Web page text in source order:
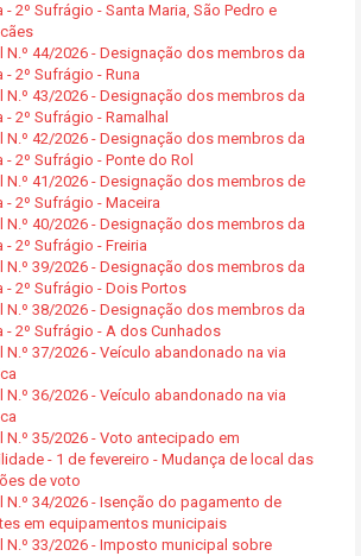
- 2º Sufrágio - Santa Maria, São Pedro e
N.º 44/2026 - Designação dos membros da
- 2º Sufrágio - Runa
N.º 43/2026 - Designação dos membros da
- 2º Sufrágio - Ramalhal
N.º 42/2026 - Designação dos membros da
- 2º Sufrágio - Ponte do Rol
N.º 41/2026 - Designação dos membros de
- 2º Sufrágio - Maceira
N.º 40/2026 - Designação dos membros da
- 2º Sufrágio - Freiria
N.º 39/2026 - Designação dos membros da
- 2º Sufrágio - Dois Portos
N.º 38/2026 - Designação dos membros da
- 2º Sufrágio - A dos Cunhados
N.º 37/2026 - Veículo abandonado na via
N.º 36/2026 - Veículo abandonado na via
N.º 35/2026 - Voto antecipado em
- 1 de fevereiro - Mudança de local das
de voto
N.º 34/2026 - Isenção do pagamento de
em equipamentos municipais
N.º 33/2026 - Imposto municipal sobre